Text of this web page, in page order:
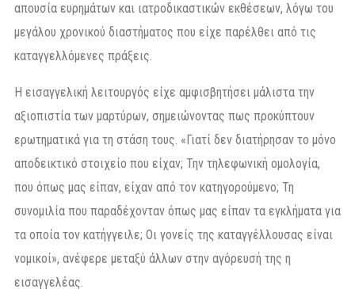
απουσία ευρημάτων και ιατροδικαστικών εκθέσεων, λόγω του
μεγάλου χρονικού διαστήματος που είχε παρέλθει από τις
καταγγελλόμενες πράξεις.
Η εισαγγελική λειτουργός είχε αμφισβητήσει μάλιστα την
αξιοπιστία των μαρτύρων, σημειώνοντας πως προκύπτουν
ερωτηματικά για τη στάση τους. «Γιατί δεν διατήρησαν το μόνο
αποδεικτικό στοιχείο που είχαν; Την τηλεφωνική ομολογία,
που όπως μας είπαν, είχαν από τον κατηγορούμενο; Τη
συνομιλία που παραδέχονταν όπως μας είπαν τα εγκλήματα για
τα οποία τον κατήγγειλε; Οι γονείς της καταγγέλλουσας είναι
νομικοί», ανέφερε μεταξύ άλλων στην αγόρευσή της η
εισαγγελέας.